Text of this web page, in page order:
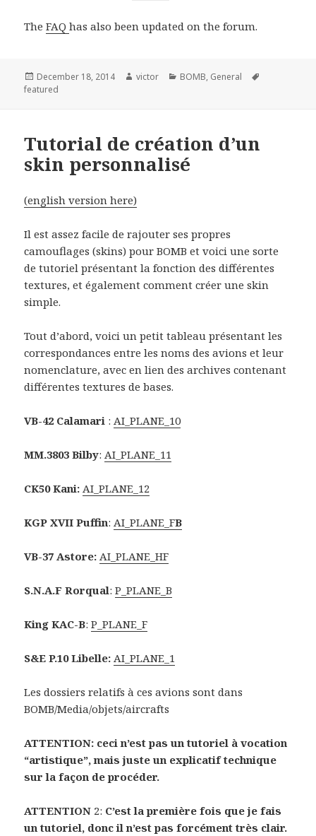
TheFAQhas also been updated on the forum.
Posted
on
December 18, 2014 Author
victor Categories
BOMB, General
featured
Tutorial de création d’un
skin personnalisé
(english version here)
Il est assez facile de rajouter ses propres
camouflages (skins) pour BOMB et voici une sorte
de tutoriel présentant la fonction des différentes
textures, et également comment créer une skin
simple.
Tout d’abord, voici un petit tableau présentant les
correspondances entre les noms des avions et leur
nomenclature, avec en lien des archives contenant
différentes textures de bases.
VB-42 Calamari :AI_PLANE_10
MM.3803 Bilby:AI_PLANE_11
CK50 Kani:AI_PLANE_12
KGP XVII Puffin:AI_PLANE_FB
VB-37 Astore: AI_PLANE_HF
S.N.A.F Rorqual:P_PLANE_B
King KAC-B:P_PLANE_F
S&E P.10 Libelle:AI_PLANE_1
Les dossiers relatifs à ces avions sont dans
BOMB/Media/objets/aircrafts
ATTENTION: ceci n’est pas un tutoriel à vocation
“artistique”, mais juste un explicatif technique
sur la façon de procéder.
ATTENTION 2: C’est la première fois que je fais
un tutoriel, donc il n’est pas forcément très clair.